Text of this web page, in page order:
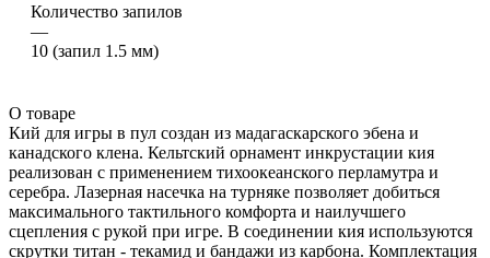
Количество запилов
—
10 (запил 1.5 мм)
О товаре
Кий для игры в пул создан из мадагаскарского эбена и
канадского клена. Кельтский орнамент инкрустации кия
реализован с применением тихоокеанского перламутра и
серебра. Лазерная насечка на турняке позволяет добиться
максимального тактильного комфорта и наилучшего
сцепления с рукой при игре. В соединении кия используются
скрутки титан - текамид и бандажи из карбона. Комплектация